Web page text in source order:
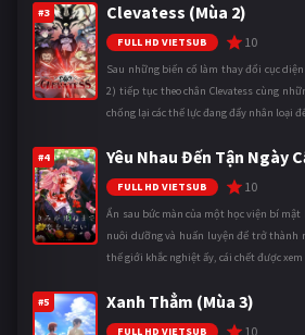
#3 Clevatess (Mùa 2)
FULL HD VIETSUB 10
Sau những biến cố làm thay đổi cục diện
2) tiếp tục theo chân Clevatess cùng
chống lại các thế lực đang đẩy nhân loại
#4 Yêu Nhau Đến Tận Ngày
FULL HD VIETSUB 10
Ẩn sau bức màn của một học viện bí
nuôi dưỡng và huấn luyện để trở thành
thế giới khắc nghiệt ấy, cái chết được
#5 Xanh Thẳm (Mùa 3)
FULL HD VIETSUB 10